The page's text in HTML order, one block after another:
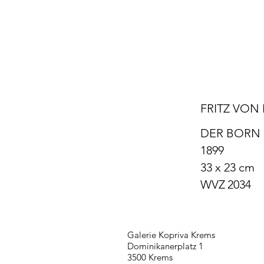
FRITZ
DER BORN
1899
33 x 23 cm
WVZ2034
Galerie Kopriva Krems
Dominikanerplatz 1
3500 Krems